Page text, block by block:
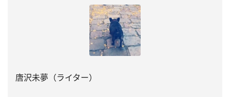
唐沢未夢（ライター）